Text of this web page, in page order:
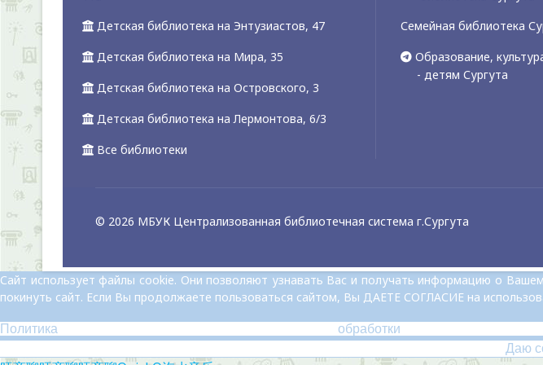
Детская библиотека на Энтузиастов, 47
Детская библиотека на Мира, 35
Детская библиотека на Островского, 3
Детская библиотека на Лермонтова, 6/3
Все библиотеки
Семейная библиотека
Образование,
- детям Сургута
© 2026 МБУК Централизованная библиотечная система г.Сургута
Сайт использует файлы cookie. Они позволяют узнавать Вас и получать информацию о
покинуть сайт. Если Вы продолжаете пользоваться сайтом, Вы ДАЕТЕ СОГЛАСИЕ на
Политика обработки
Даю